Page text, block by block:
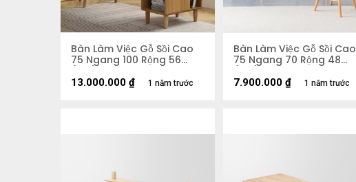
Bàn Làm Việc Gỗ Sồi Cao
75 Ngang 100 Rộng 56
(cm)
1 năm trước
13.000.000 ₫
Bàn Làm Việc Gỗ Sồi Cao
75 Ngang 70 Rộng 48
(cm)
1 năm trước
7.900.000 ₫